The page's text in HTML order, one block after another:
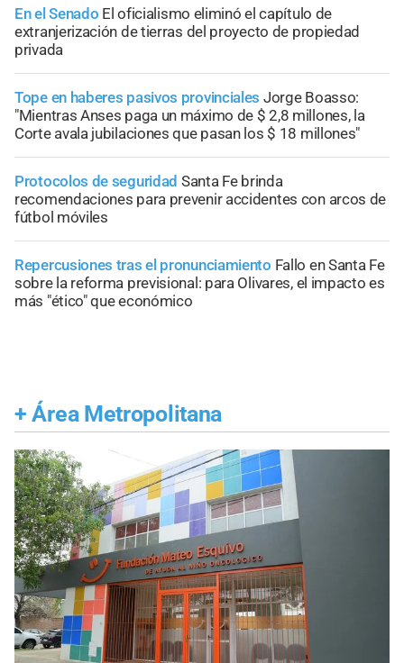
En el Senado El oficialismo eliminó el capítulo de
extranjerización de tierras del proyecto de propiedad
privada
Tope en haberes pasivos provinciales Jorge Boasso:
"Mientras Anses paga un máximo de $ 2,8 millones, la
Corte avala jubilaciones que pasan los $ 18 millones"
Protocolos de seguridad Santa Fe brinda
recomendaciones para prevenir accidentes con arcos de
fútbol móviles
Repercusiones tras el pronunciamiento Fallo en Santa Fe
sobre la reforma previsional: para Olivares, el impacto es
más "ético" que económico
+ Área Metropolitana